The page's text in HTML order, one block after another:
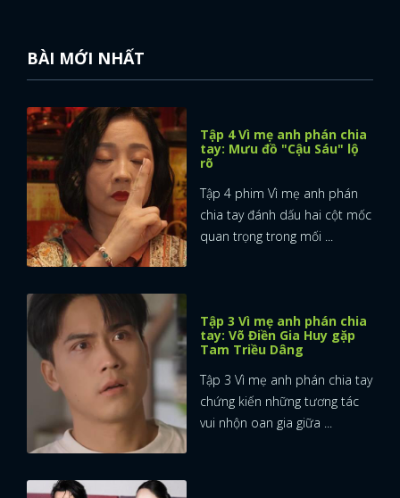
BÀI MỚI NHẤT
Tập 4 Vì mẹ anh phán chia
tay: Mưu đồ "Cậu Sáu" lộ
rõ
Tập 4 phim Vì mẹ anh phán
chia tay đánh dấu hai cột mốc
quan trọng trong mối ...
Tập 3 Vì mẹ anh phán chia
tay: Võ Điền Gia Huy gặp
Tam Triều Dâng
Tập 3 Vì mẹ anh phán chia tay
chứng kiến những tương tác
vui nhộn oan gia giữa ...